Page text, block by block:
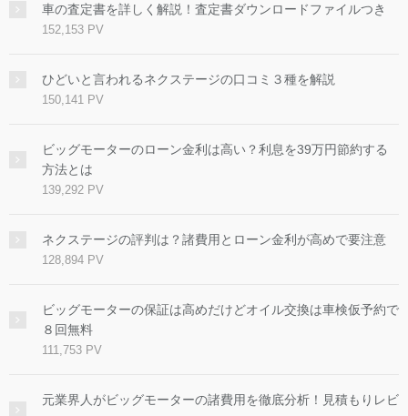
車の査定書を詳しく解説！査定書ダウンロードファイルつき
152,153 PV
ひどいと言われるネクステージの口コミ３種を解説
150,141 PV
ビッグモーターのローン金利は高い？利息を39万円節約する
方法とは
139,292 PV
ネクステージの評判は？諸費用とローン金利が高めで要注意
128,894 PV
ビッグモーターの保証は高めだけどオイル交換は車検仮予約で
８回無料
111,753 PV
元業界人がビッグモーターの諸費用を徹底分析！見積もりレビ